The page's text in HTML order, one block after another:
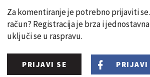
Za komentiranje je potrebno prijaviti
račun? Registracija je brza i
uključi se u raspravu.
PRIJAVI SE PRIJAVI